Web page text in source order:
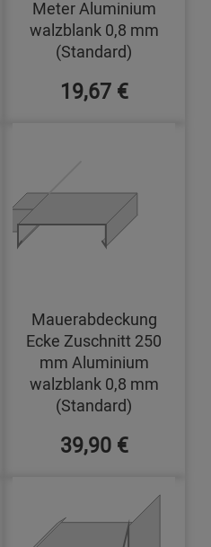
Meter Aluminium
walzblank 0,8 mm
(Standard)
19,67 €
Mauerabdeckung
Ecke Zuschnitt 250
mm Aluminium
walzblank 0,8 mm
(Standard)
39,90 €